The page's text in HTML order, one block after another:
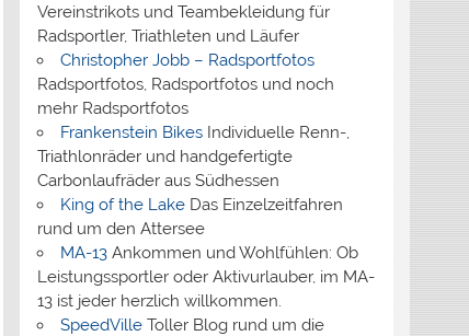
Vereinstrikots und Teambekleidung für
Radsportler, Triathleten und Läufer
Christopher Jobb – Radsportfotos
Radsportfotos, Radsportfotos und noch
mehr Radsportfotos
Frankenstein BikesIndividuelle Renn-,
Triathlonräder und handgefertigte
Carbonlaufräder aus Südhessen
King of the LakeDas Einzelzeitfahren
rund um den Attersee
MA-13Ankommen und Wohlfühlen: Ob
Leistungssportler oder Aktivurlauber, im MA-
13 ist jeder herzlich willkommen.
SpeedVilleToller Blog rund um die